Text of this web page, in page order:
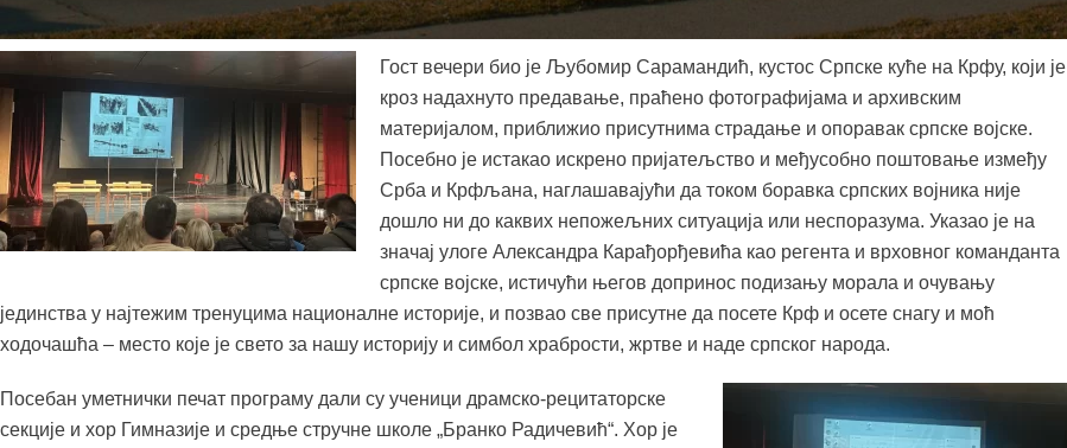
за културу Ковин и Гимназијом и средњом стручном школом „Бранко Радичевић“.
Гост вечери био је Љубомир Сарамандић, кустос Српске куће на Крфу, који је
кроз надахнуто предавање, праћено фотографијама и архивским
материјалом, приближио присутнима страдање и опоравак српске војске.
Посебно је истакао искрено пријатељство и међусобно поштовање између
Срба и Крфљана, наглашавајући да током боравка српских војника није
дошло ни до каквих непожељних ситуација или неспоразума. Указао је на
значај улоге Александра Карађорђевића као регента и врховног команданта
српске војске, истичући његов допринос подизању морала и очувању
јединства у најтежим тренуцима националне историје, и позвао све присутне да посете Крф и осете снагу и моћ
ходочашћа – место које је свето за нашу историју и симбол храбрости, жртве и наде српског народа.
Посебан уметнички печат програму дали су ученици драмско-рецитаторске
секције и хор Гимназије и средње стручне школе „Бранко Радичевић“. Хор је